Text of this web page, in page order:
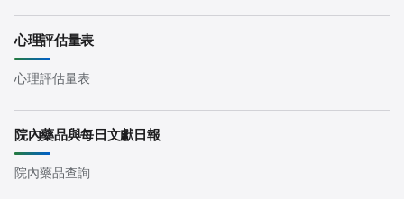
心理評估量表
心理評估量表
院內藥品與每日文獻日報
院內藥品查詢